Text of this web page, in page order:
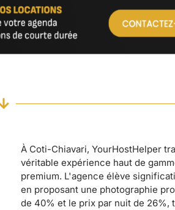
À Coti-Chiavari, YourHostHelper
véritable expérience haut de
premium. L'agence élève
en proposant une photographie
de 40% et le prix par nuit de